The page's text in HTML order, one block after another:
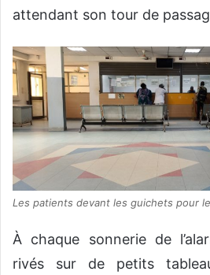
attendant son tour de
Les patients devant les guichets pour
À chaque sonnerie de
rivés sur de petits